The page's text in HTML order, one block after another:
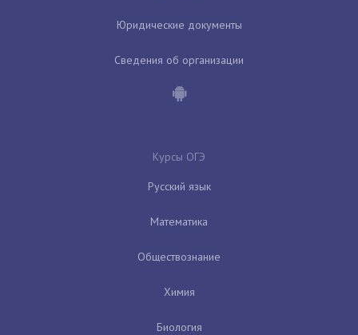
Юридические документы
Сведения об организации
Курсы ОГЭ
Русский язык
Математика
Обществознание
Химия
Биология